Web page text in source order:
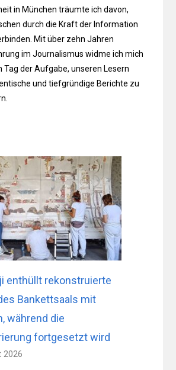
in München träumte ich davon,
durch die Kraft der Information
Mit über zehn Jahren
im Journalismus widme ich mich
Tag der Aufgabe, unseren Lesern
und tiefgründige Berichte zu
enthüllt rekonstruierte
Bankettsaals mit
während die
fortgesetzt wird
2026